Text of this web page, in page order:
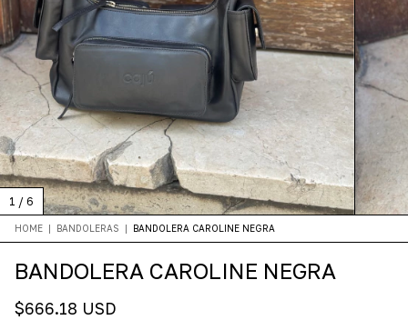
1 / 6
HOME | BANDOLERAS | BANDOLERA CAROLINE NEGRA
BANDOLERA CAROLINE NEGRA
$666.18 USD